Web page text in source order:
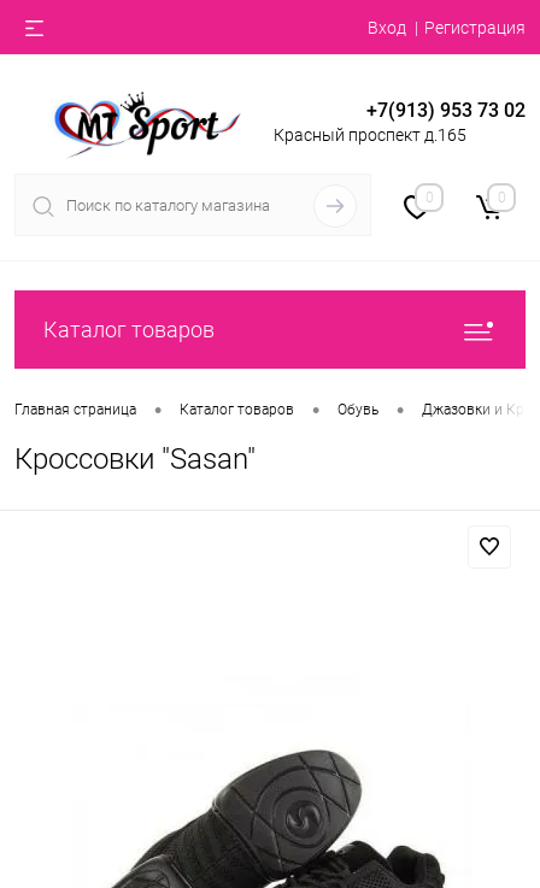
Вход Регистрация
+7(913) 953 73 02
Красный проспект д.165
0 0
Каталог товаров
Главная страница • Каталог товаров • Обувь • Джазовки и
Кроссовки "Sasan"